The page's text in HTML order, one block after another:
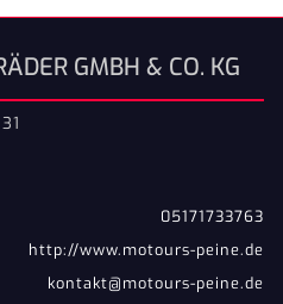
GMBH & CO. KG
05171733763
http://www.motours-peine.de
kontakt@motours-peine.de